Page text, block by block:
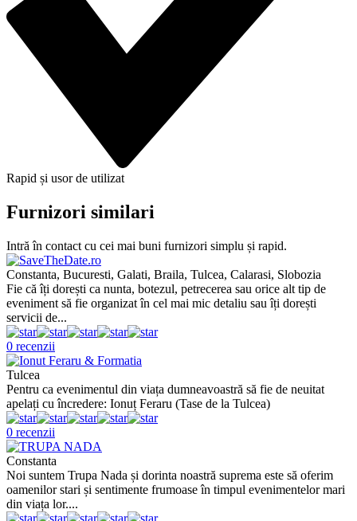
Rapid și usor de utilizat
Furnizori similari
Intră în contact cu cei mai buni furnizori simplu și rapid.
Constanta, Bucuresti, Galati, Braila, Tulcea, Calarasi, Slobozia
Fie că îți dorești ca nunta, botezul, petrecerea sau orice alt tip de
eveniment să fie organizat în cel mai mic detaliu sau îți dorești
servicii de...
0 recenzii
Tulcea
Pentru ca evenimentul din viața dumneavoastră să fie de neuitat
apelați cu încredere: Ionuț Feraru (Tase de la Tulcea)
0 recenzii
Constanta
Noi suntem Trupa Nada și dorinta noastră suprema este să oferim
oamenilor stari și sentimente frumoase în timpul evenimentelor mari
din viața lor....